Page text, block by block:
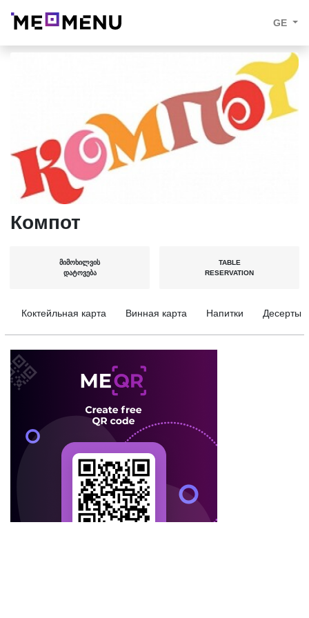
GE
Компот
ᲛᲘᲛᲝᲮᲘᲚᲕᲘᲡ
ᲓᲐᲢᲝᲕᲔᲑᲐ
TABLE
RESERVATION
Коктейльная карта Винная карта Напитки Десерты